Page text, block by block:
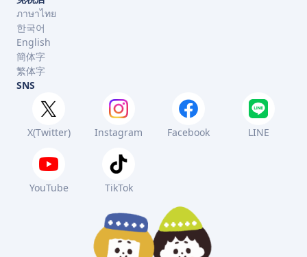
ภาษาไทย
한국어
English
簡体字
繁体字
SNS
X(Twitter) Instagram Facebook LINE
YouTube TikTok